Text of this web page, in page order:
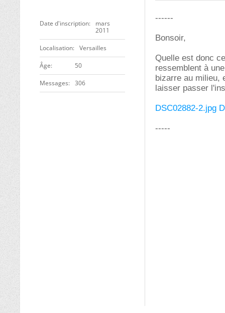
Date d'inscription
mars
2011
Localisation Versailles
ge 50
Messages 306
------
Bonsoir,
Quelle est donc
ressemblent à
bizarre au milieu,
laisser passer
DSC02882-2.jpg
-----